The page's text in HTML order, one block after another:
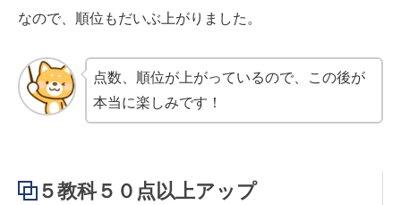
なので、順位もだいぶ上がりました。
点数、順位が上がっているので、この後が
本当に楽しみです！
５教科５０点以上アップ